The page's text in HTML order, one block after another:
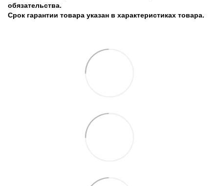
обязательства.
Срок гарантии товара указан в характеристиках товара.